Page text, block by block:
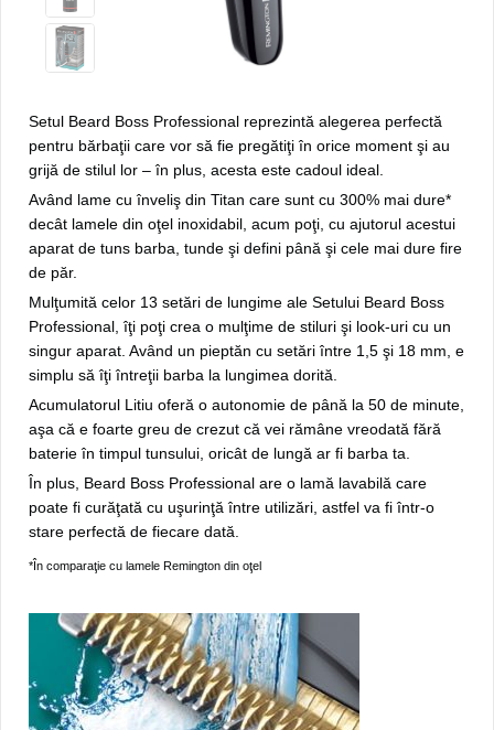
Setul Beard Boss Professional reprezintă alegerea perfectă
pentru bărbaţii care vor să fie pregătiţi în orice moment şi au
grijă de stilul lor – în plus, acesta este cadoul ideal.
Având lame cu înveliş din Titan care sunt cu 300% mai dure*
decât lamele din oţel inoxidabil, acum poţi, cu ajutorul acestui
aparat de tuns barba, tunde şi defini până şi cele mai dure fire
de păr.
Mulţumită celor 13 setări de lungime ale Setului Beard Boss
Professional, îţi poţi crea o mulţime de stiluri şi look-uri cu un
singur aparat. Având un pieptăn cu setări între 1,5 şi 18 mm, e
simplu să îţi întreţii barba la lungimea dorită.
Acumulatorul Litiu oferă o autonomie de până la 50 de minute,
aşa că e foarte greu de crezut că vei rămâne vreodată fără
baterie în timpul tunsului, oricât de lungă ar fi barba ta.
În plus, Beard Boss Professional are o lamă lavabilă care
poate fi curăţată cu uşurinţă între utilizări, astfel va fi într-o
stare perfectă de fiecare dată.
*În comparaţie cu lamele Remington din oţel